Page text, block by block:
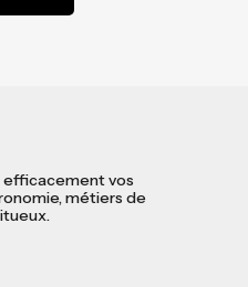
efficacement vos
métiers de